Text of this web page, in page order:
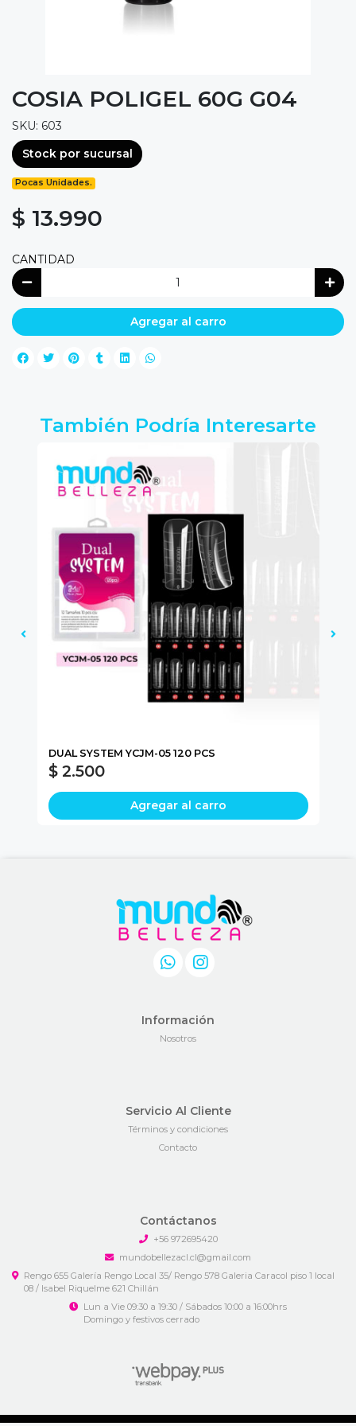
COSIA POLIGEL 60G G04
SKU: 603
Stock por sucursal
Pocas Unidades.
$ 13.990
CANTIDAD
Agregar al carro
También Podría Interesarte
DUAL SYSTEM YCJM-05 120 PCS
$ 2.500
Agregar al carro
Información
Nosotros
Servicio Al Cliente
Términos y condiciones
Contacto
Contáctanos
+56 972695420
mundobellezacl.cl@gmail.com
Rengo 655 Galería Rengo Local 35/ Rengo 578 Galeria Caracol piso 1 local
08 / Isabel Riquelme 621 Chillán
Lun a Vie 09:30 a 19:30 / Sábados 10:00 a 16:00hrs
Domingo y festivos cerrado